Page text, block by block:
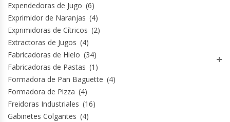
Mesones Saladette
Módulos De Acero Inoxidable
Moledoras De Carne
Molinillos Para Café
Mural De Lácteos
Expendedoras de Jugo (6)
Exprimidor de Naranjas (4)
Exprimidoras de Cítricos (2)
Extractoras de Jugos (4)
Fabricadoras de Hielo (34)
Fabricadoras de Pastas (1)
Formadora de Pan Baguette (4)
Formadora de Pizza (4)
Freidoras Industriales (16)
Gabinetes Colgantes (4)